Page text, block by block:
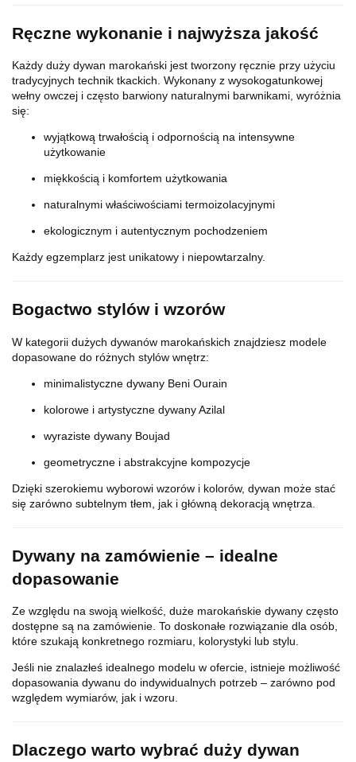
Ręczne wykonanie i najwyższa jakość
Każdy duży dywan marokański jest tworzony ręcznie przy użyciu
tradycyjnych technik tkackich. Wykonany z wysokogatunkowej
wełny owczej i często barwiony naturalnymi barwnikami, wyróżnia
się:
wyjątkową trwałością i odpornością na intensywne
użytkowanie
miękkością i komfortem użytkowania
naturalnymi właściwościami termoizolacyjnymi
ekologicznym i autentycznym pochodzeniem
Każdy egzemplarz jest unikatowy i niepowtarzalny.
Bogactwo stylów i wzorów
W kategorii dużych dywanów marokańskich znajdziesz modele
dopasowane do różnych stylów wnętrz:
minimalistyczne dywany Beni Ourain
kolorowe i artystyczne dywany Azilal
wyraziste dywany Boujad
geometryczne i abstrakcyjne kompozycje
Dzięki szerokiemu wyborowi wzorów i kolorów, dywan może stać
się zarówno subtelnym tłem, jak i główną dekoracją wnętrza.
Dywany na zamówienie – idealne
dopasowanie
Ze względu na swoją wielkość, duże marokańskie dywany często
dostępne są na zamówienie. To doskonałe rozwiązanie dla osób,
które szukają konkretnego rozmiaru, kolorystyki lub stylu.
Jeśli nie znalazłeś idealnego modelu w ofercie, istnieje możliwość
dopasowania dywanu do indywidualnych potrzeb – zarówno pod
względem wymiarów, jak i wzoru.
Dlaczego warto wybrać duży dywan